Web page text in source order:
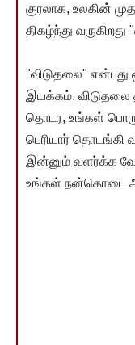
குரலாக, உலகின்
திகழ்ந்து வருகிறது
"விடுதலை" என்பது
இயக்கம்.
தொடர, உங்கள்
பெரியார் தொடங்கி
இன்னும் வளர்க்க
உங்கள் நன்கொடை